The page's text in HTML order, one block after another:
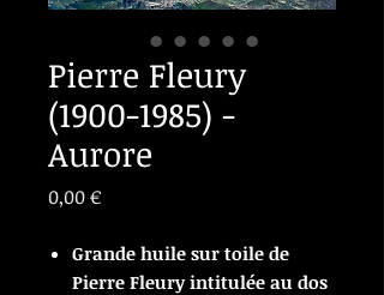
Pierre Fleury
(1900-1985) -
Aurore
0,00 €Prix
Grande huile sur toile de
Pierre Fleury intitulée au dos